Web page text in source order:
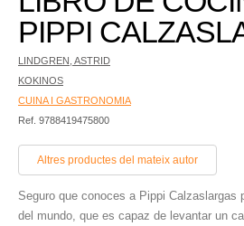
PIPPI
LINDGREN, ASTRID
KOKINOS
CUINA I GASTRONOMIA
Ref. 9788419475800
Altres productes del mateix autor
Seguro que conoces a Pippi Calzaslargas
del mundo, que es capaz de levantar un